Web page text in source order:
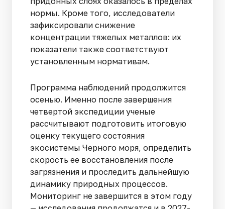
нормы. Кроме того, исследователи
зафиксировали снижение
концентрации тяжелых металлов: их
показатели также соответствуют
установленным нормативам.
Программа наблюдений продолжится
осенью. Именно после завершения
четвертой экспедиции ученые
рассчитывают подготовить итоговую
оценку текущего состояния
экосистемы Черного моря, определить
скорость ее восстановления после
загрязнения и проследить дальнейшую
динамику природных процессов.
Мониторинг не завершится в этом году